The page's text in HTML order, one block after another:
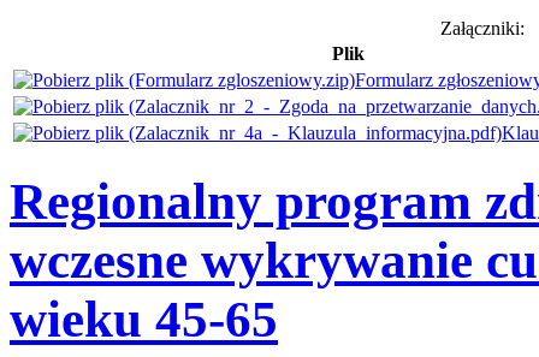
Załączniki:
Plik
Formularz
Regionalny program
wczesne wykrywanie
wieku 45-65